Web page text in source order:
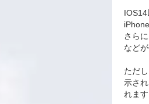
さら
など
ただ
示さ
れます